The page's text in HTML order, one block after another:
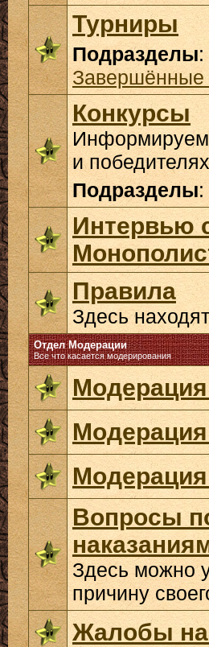
Турниры
Подразделы:
Завершённые
Конкурсы
Информируем
и победителях
Подразделы:
Интервью
Правила
Здесь
Отдел Модерации
Все что касается модерирования
Вопросы
Здесь можно
причину
Жалобы на